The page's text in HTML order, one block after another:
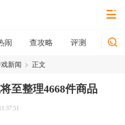
闹 查攻略 评测 新游
新闻 > 正文
至整理4668件商品